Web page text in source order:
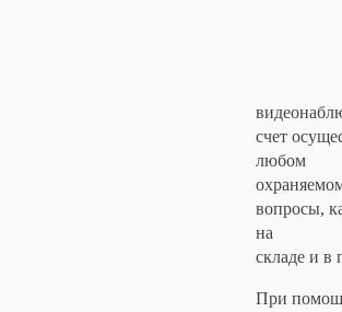
счет
любом
вопросы,
на
складе и в
При